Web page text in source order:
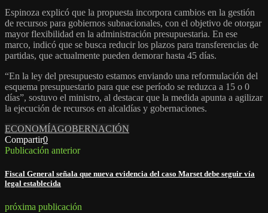
Espinoza explicó que la propuesta incorpora cambios en la gestión
de recursos para gobiernos subnacionales, con el objetivo de otorgar
mayor flexibilidad en la administración presupuestaria. En ese
marco, indicó que se busca reducir los plazos para transferencias de
partidas, que actualmente pueden demorar hasta 45 días.
“En la ley del presupuesto estamos enviando una reformulación del
esquema presupuestario para que ese período se reduzca a 15 o 0
días”, sostuvo el ministro, al destacar que la medida apunta a agilizar
la ejecución de recursos en alcaldías y gobernaciones.
ECONOMÍAGOBERNACIÓN
Compartir0
Publicación anterior
Fiscal General señala que nueva evidencia del caso Marset debe seguir vía
legal establecida
próxima publicación